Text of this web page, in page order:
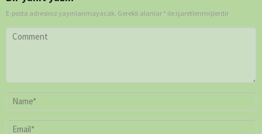
E-posta adresiniz yayınlanmayacak. Gerekli alanlar * ile işaretlenmişlerdir